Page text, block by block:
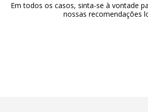
Em todos os casos, sinta-se à vontade
nossas recomendações